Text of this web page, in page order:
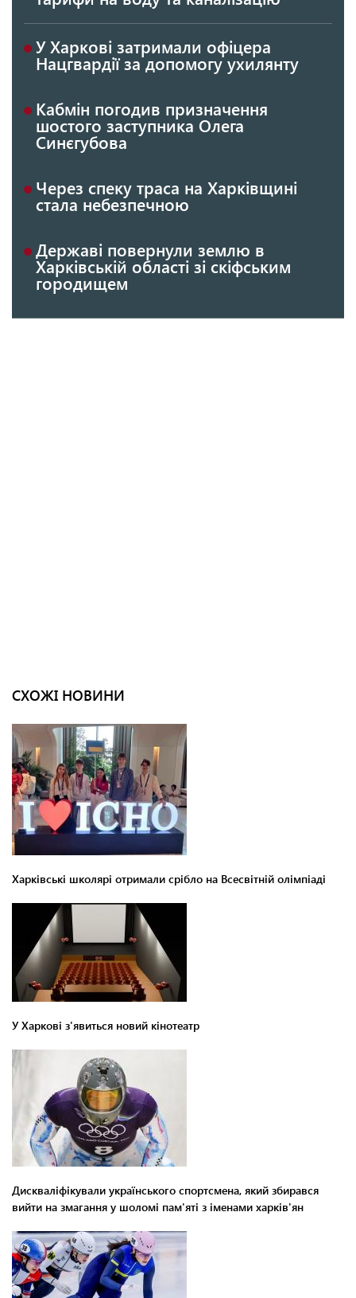
У Харкові затримали офіцера
Нацгвардії за допомогу ухилянту
Кабмін погодив призначення
шостого заступника Олега
Синєгубова
Через спеку траса на Харківщині
стала небезпечною
Державі повернули землю в
Харківській області зі скіфським
городищем
СХОЖІ НОВИНИ
Харківські школярі отримали срібло на Всесвітній олімпіаді
У Харкові з'явиться новий кінотеатр
Дискваліфікували українського спортсмена, який збирався
вийти на змагання у шоломі пам'яті з іменами харків'ян